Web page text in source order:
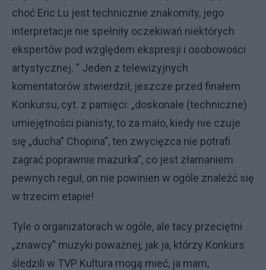
choć Eric Lu jest technicznie znakomity, jego
interpretacje nie spełniły oczekiwań niektórych
ekspertów pod względem ekspresji i osobowości
artystycznej. ” Jeden z telewizyjnych
komentatorów stwierdził, jeszcze przed finałem
Konkursu, cyt. z pamięci: „doskonałe (techniczne)
umiejętności pianisty, to za mało, kiedy nie czuje
się „ducha” Chopina”, ten zwycięzca nie potrafi
zagrać poprawnie mazurka”, co jest złamaniem
pewnych reguł, on nie powinien w ogóle znaleźć się
w trzecim etapie!
Tyle o organizatorach w ogóle, ale tacy przeciętni
„znawcy” muzyki poważnej, jak ja, którzy Konkurs
śledzili w TVP Kultura mogą mieć, ja mam,